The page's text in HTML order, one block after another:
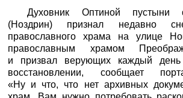
Духовник Оптиной пустыни
(Ноздрин) признал недавно
православного храма на улице
православным храмом
и призвал верующих каждый
восстановлении, сообщает
«Ну и что, что нет архивных